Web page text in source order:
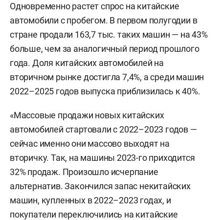
Одновременно растет спрос на китайские
автомобили с пробегом. В первом полугодии в
стране продали 163,7 тыс. таких машин — на 43%
больше, чем за аналогичный период прошлого
года. Доля китайских автомобилей на
вторичном рынке достигла 7,4%, а среди машин
2022–2025 годов выпуска приблизилась к 40%.
«Массовые продажи новых китайских
автомобилей стартовали с 2022–2023 годов —
сейчас именно они массово выходят на
вторичку. Так, на машины 2023-го приходится
32% продаж. Произошло исчерпание
альтернатив. Закончился запас некитайских
машин, купленных в 2022–2023 годах, и
покупатели переключились на китайские